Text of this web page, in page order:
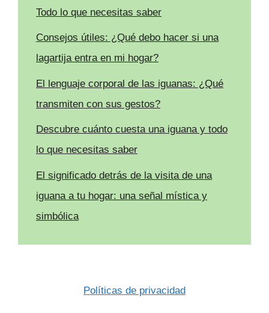
Todo lo que necesitas saber
Consejos útiles: ¿Qué debo hacer si una
lagartija entra en mi hogar?
El lenguaje corporal de las iguanas: ¿Qué
transmiten con sus gestos?
Descubre cuánto cuesta una iguana y todo
lo que necesitas saber
El significado detrás de la visita de una
iguana a tu hogar: una señal mística y
simbólica
Políticas de privacidad